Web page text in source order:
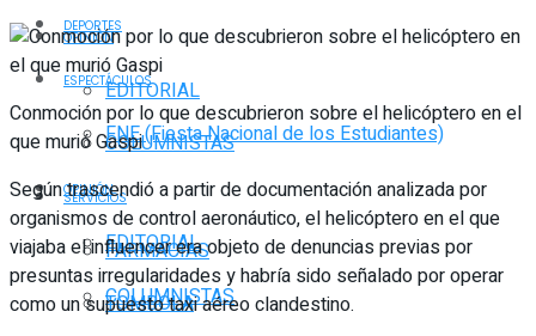
OPINIÓN
EDITORIAL
COLUMNISTAS
SERVICIOS
FARMACIAS
TOMBOLA
DEPORTES
ESPECTÁCULOS
FNE (Fiesta Nacional de los Estudiantes)
OPINIÓN
EDITORIAL
COLUMNISTAS
Conmoción por lo que descubrieron sobre el helicóptero en el
que murió Gaspi
Según trascendió a partir de documentación analizada por
organismos de control aeronáutico, el helicóptero en el que
viajaba el influencer era objeto de denuncias previas por
presuntas irregularidades y habría sido señalado por operar
como un supuesto taxi aéreo clandestino.